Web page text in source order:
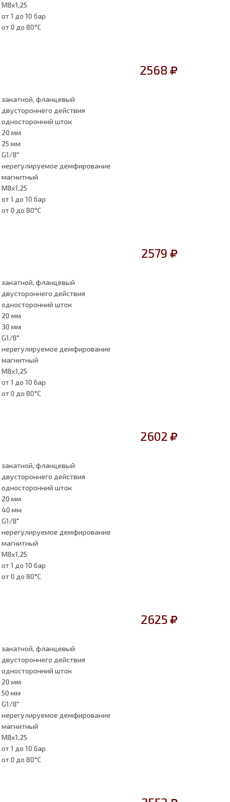
M8x1,25
от 1 до 10 бар
от 0 до 80°C
2568
закатной, фланцевый
двустороннего действия
односторонний шток
20 мм
25 мм
G1/8"
нерегулируемое демфирование
магнитный
M8x1,25
от 1 до 10 бар
от 0 до 80°C
2579
закатной, фланцевый
двустороннего действия
односторонний шток
20 мм
30 мм
G1/8"
нерегулируемое демфирование
магнитный
M8x1,25
от 1 до 10 бар
от 0 до 80°C
2602
закатной, фланцевый
двустороннего действия
односторонний шток
20 мм
40 мм
G1/8"
нерегулируемое демфирование
магнитный
M8x1,25
от 1 до 10 бар
от 0 до 80°C
2625
закатной, фланцевый
двустороннего действия
односторонний шток
20 мм
50 мм
G1/8"
нерегулируемое демфирование
магнитный
M8x1,25
от 1 до 10 бар
от 0 до 80°C